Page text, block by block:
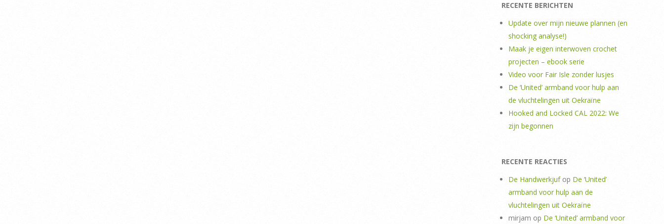
RECENTE BERICHTEN
Update over mijn nieuwe plannen (en
shocking analyse!)
Maak je eigen interwoven crochet
projecten – ebook serie
Video voor Fair Isle zonder lusjes
De ‘United’ armband voor hulp aan
de vluchtelingen uit Oekraïne
Hooked and Locked CAL 2022: We
zijn begonnen
RECENTE REACTIES
De Handwerkjufop De ‘United’
armband voor hulp aan de
vluchtelingen uit Oekraïne
mirjam op De ‘United’ armband voor